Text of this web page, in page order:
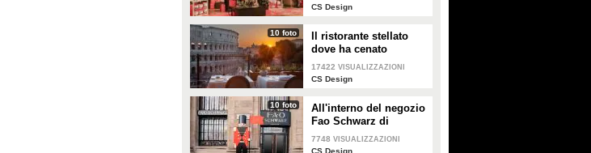
CS Design
10 foto
Il ristorante stellato
dove ha cenato
Angelina Jolie a Roma
17422 VISUALIZZAZIONI
CS Design
10 foto
All'interno del negozio
Fao Schwarz di
Milano: il paradiso dei
giocattoli per grandi e
7748 VISUALIZZAZIONI
CS Design